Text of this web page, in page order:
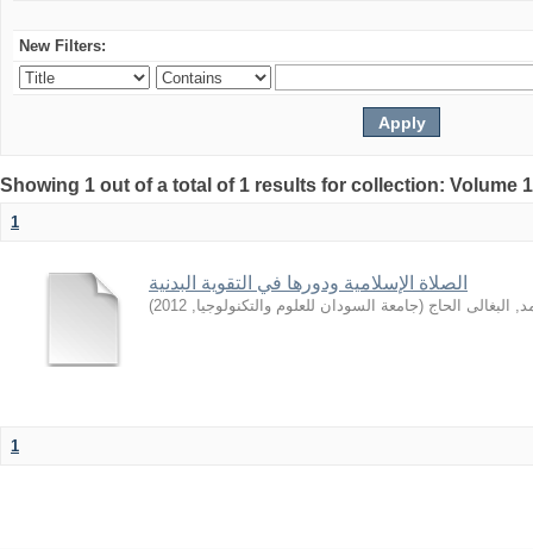
New Filters:
Showing 1 out of a total of 1 results for collection: Volume
1
الصلاة الإسلامية ودورها في التقوية البدنية
البغالى الحاج (جامعة السودان للعلوم والتكنولوجيا,
2012
)
1